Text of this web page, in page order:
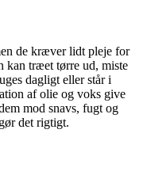
de kræver lidt pleje for
kan træet tørre ud, miste
dagligt eller står i
af olie og voks give
mod snavs, fugt og
det rigtigt.